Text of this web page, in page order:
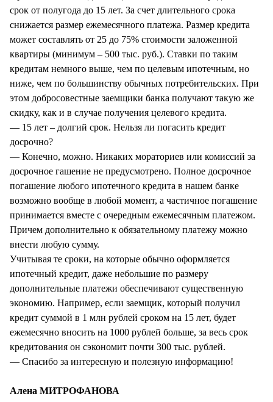
срок от полугода до 15 лет. За счет длительного срока
снижается размер ежемесячного платежа. Размер кредита
может составлять от 25 до 75% стоимости заложенной
квартиры (минимум – 500 тыс. руб.). Ставки по таким
кредитам немного выше, чем по целевым ипотечным, но
ниже, чем по большинству обычных потребительских. При
этом добросовестные заемщики банка получают такую же
скидку, как и в случае получения целевого кредита.
— 15 лет – долгий срок. Нельзя ли погасить кредит
досрочно?
— Конечно, можно. Никаких мораториев или комиссий за
досрочное гашение не предусмотрено. Полное досрочное
погашение любого ипотечного кредита в нашем банке
возможно вообще в любой момент, а частичное погашение
принимается вместе с очередным ежемесячным платежом.
Причем дополнительно к обязательному платежу можно
внести любую сумму.
Учитывая те сроки, на которые обычно оформляется
ипотечный кредит, даже небольшие по размеру
дополнительные платежи обеспечивают существенную
экономию. Например, если заемщик, который получил
кредит суммой в 1 млн рублей сроком на 15 лет, будет
ежемесячно вносить на 1000 рублей больше, за весь срок
кредитования он сэкономит почти 300 тыс. рублей.
— Спасибо за интересную и полезную информацию!
Алена МИТРОФАНОВА